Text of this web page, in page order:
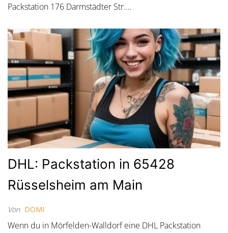
Packstation 176 Darmstädter Str.…
DHL: Packstation in 65428
Rüsselsheim am Main
Von DOMI
Wenn du in Mörfelden-Walldorf eine DHL Packstation